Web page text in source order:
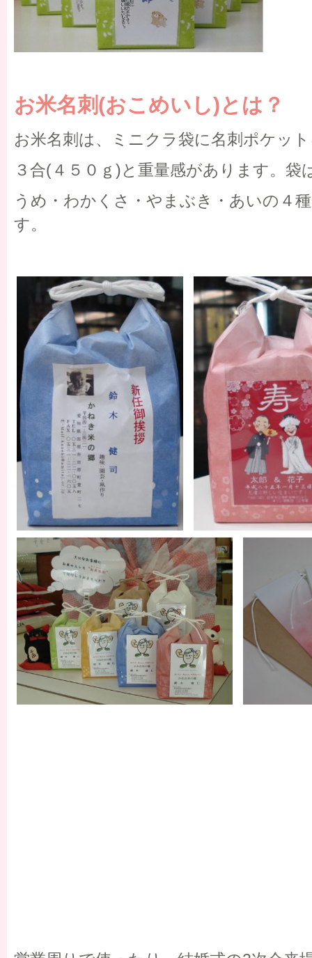
お米名刺(おこめいし)とは？
お米名刺は、ミニクラ袋に名刺ポケッ
３合(４５０ｇ)と重量感があります。袋
うめ・わかくさ・やまぶき・あいの４
す。